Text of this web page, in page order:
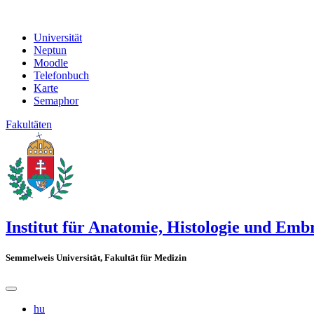
Universität
Neptun
Moodle
Telefonbuch
Karte
Semaphor
Fakultäten
Institut für Anatomie, Histologie und
Semmelweis Universität, Fakultät für Medizin
hu